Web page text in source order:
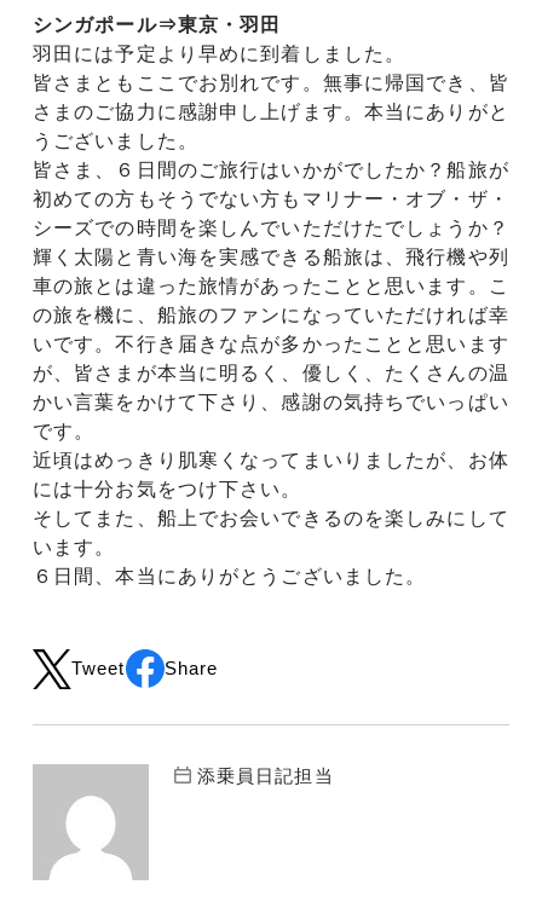
シンガポール⇒東京・羽田
羽田には予定より早めに到着しました。
皆さまともここでお別れです。無事に帰国でき、皆
さまのご協力に感謝申し上げます。本当にありがと
うございました。
皆さま、６日間のご旅行はいかがでしたか？船旅が
初めての方もそうでない方もマリナー・オブ・ザ・
シーズでの時間を楽しんでいただけたでしょうか？
輝く太陽と青い海を実感できる船旅は、飛行機や列
車の旅とは違った旅情があったことと思います。こ
の旅を機に、船旅のファンになっていただければ幸
いです。不行き届きな点が多かったことと思います
が、皆さまが本当に明るく、優しく、たくさんの温
かい言葉をかけて下さり、感謝の気持ちでいっぱい
です。
近頃はめっきり肌寒くなってまいりましたが、お体
には十分お気をつけ下さい。
そしてまた、船上でお会いできるのを楽しみにして
います。
６日間、本当にありがとうございました。
Tweet Share
添乗員日記担当